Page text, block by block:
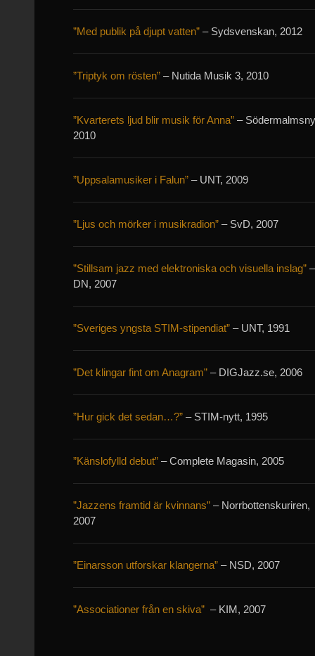
”Med publik på djupt vatten” – Sydsvenskan, 2012
”Triptyk om rösten” – Nutida Musik 3, 2010
”Kvarterets ljud blir musik för Anna” –
2010
”Uppsalamusiker i Falun” – UNT, 2009
”Ljus och mörker i musikradion” – SvD, 2007
”Stillsam jazz med elektroniska och visuella inslag” –
DN, 2007
”Sveriges yngsta STIM-stipendiat” – UNT, 1991
”Det klingar fint om Anagram” – DIGJazz.se, 2006
”Hur gick det sedan…?” – STIM-nytt, 1995
”Känslofylld debut” – Complete Magasin, 2005
”Jazzens framtid är kvinnans” – Norrbottenskuriren,
2007
”Einarsson utforskar klangerna” – NSD, 2007
”Associationer från en skiva” – KIM, 2007